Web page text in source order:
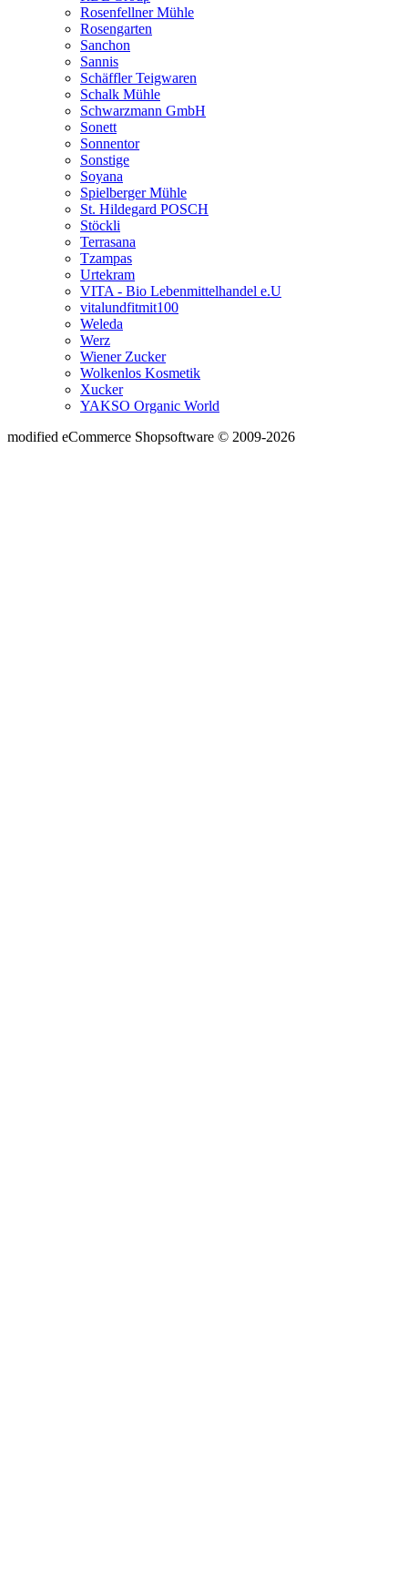
Rosenfellner Mühle
Rosengarten
Sanchon
Sannis
Schäffler Teigwaren
Schalk Mühle
Schwarzmann GmbH
Sonett
Sonnentor
Sonstige
Soyana
Spielberger Mühle
St. Hildegard POSCH
Stöckli
Terrasana
Tzampas
Urtekram
VITA - Bio Lebenmittelhandel e.U
vitalundfitmit100
Weleda
Werz
Wiener Zucker
Wolkenlos Kosmetik
Xucker
YAKSO Organic World
modified eCommerce Shopsoftware © 2009-2026